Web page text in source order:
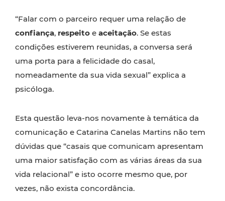
“Falar com o parceiro requer uma relação de
confiança, respeito e aceitação. Se estas
condições estiverem reunidas, a conversa será
uma porta para a felicidade do casal,
nomeadamente da sua vida sexual” explica a
psicóloga.
Esta questão leva-nos novamente à temática da
comunicação e Catarina Canelas Martins não tem
dúvidas que “casais que comunicam apresentam
uma maior satisfação com as várias áreas da sua
vida relacional” e isto ocorre mesmo que, por
vezes, não exista concordância.